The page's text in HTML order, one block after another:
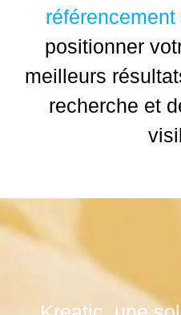
référencement
positionner
meilleurs
recherche et